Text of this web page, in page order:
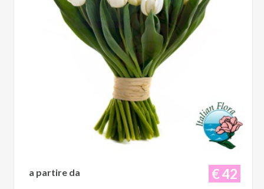
€ 42
a partire da